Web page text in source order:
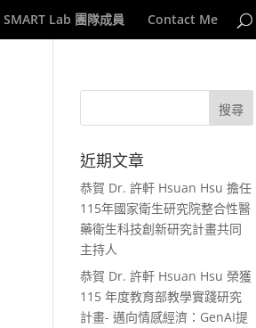
SMART Lab 團隊成員 Contact Me
近期文章
恭賀 Dr. 許軒 Hsuan Hsu 擔任
115年國家衛生研究院整合性醫
藥衛生科技創新研究計畫共同
主持人
恭賀 Dr. 許軒 Hsuan Hsu 榮獲
115 年度教育部教學實踐研究
計畫- 邁向情感經濟：GenAI提